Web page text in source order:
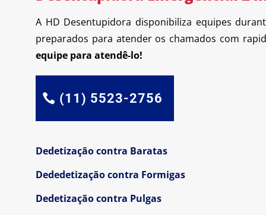
A HD Desentupidora disponibiliza equipes
preparados para atender os chamados com
equipe para atendê-lo!
(11) 5523-2756
Dedetização contra Baratas
Dededetização contra Formigas
Dedetização contra Pulgas